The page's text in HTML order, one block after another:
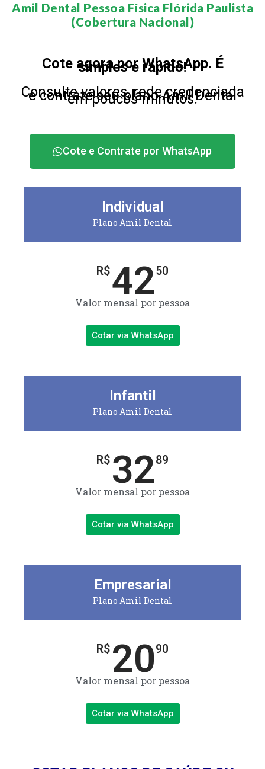
Amil Dental Pessoa Física Flórida Paulista
(Cobertura Nacional)​
Cote agora por WhatsApp. É
simples e rápido!
Consulte valores, rede credenciada
e contrate seu plano Amil Dental
em poucos minutos.
Cote e Contrate por WhatsApp
Individual
Plano Amil Dental
R$4250
Valor mensal por pessoa
Cotar via WhatsApp
Infantil
Plano Amil Dental
R$ 3289
Valor mensal por pessoa
Cotar via WhatsApp
Empresarial
Plano Amil Dental
R$ 2090
Valor mensal por pessoa
Cotar via WhatsApp